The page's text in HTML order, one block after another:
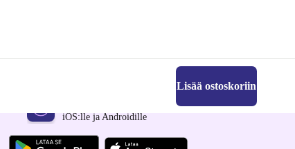
Lisää ostoskoriin
iOS:lle ja Androidille